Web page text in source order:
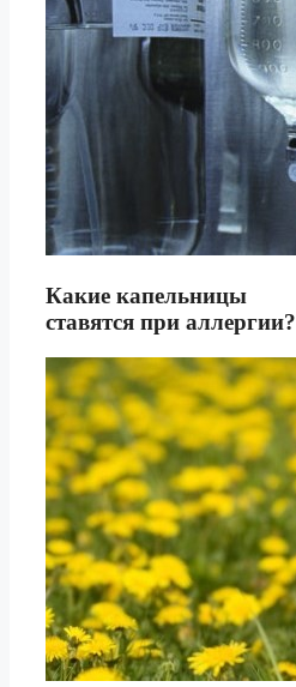
Какие капельницы
ставятся при аллергии?